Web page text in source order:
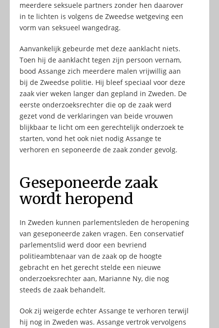
meerdere seksuele partners zonder hen daarover
in te lichten is volgens de Zweedse wetgeving een
vorm van seksueel wangedrag.
Aanvankelijk gebeurde met deze aanklacht niets.
Toen hij de aanklacht tegen zijn persoon vernam,
bood Assange zich meerdere malen vrijwillig aan
bij de Zweedse politie. Hij bleef speciaal voor deze
zaak vier weken langer dan gepland in Zweden. De
eerste onderzoeksrechter die op de zaak werd
gezet vond de verklaringen van beide vrouwen
blijkbaar te licht om een gerechtelijk onderzoek te
starten, vond het ook niet nodig Assange te
verhoren en seponeerde de zaak zonder gevolg.
Geseponeerde zaak
wordt heropend
In Zweden kunnen parlementsleden de heropening
van geseponeerde zaken vragen. Een conservatief
parlementslid werd door een bevriend
politieambtenaar van de zaak op de hoogte
gebracht en het gerecht stelde een nieuwe
onderzoeksrechter aan, Marianne Ny, die nog
steeds de zaak behandelt.
Ook zij weigerde echter Assange te verhoren terwijl
hij nog in Zweden was. Assange vertrok vervolgens